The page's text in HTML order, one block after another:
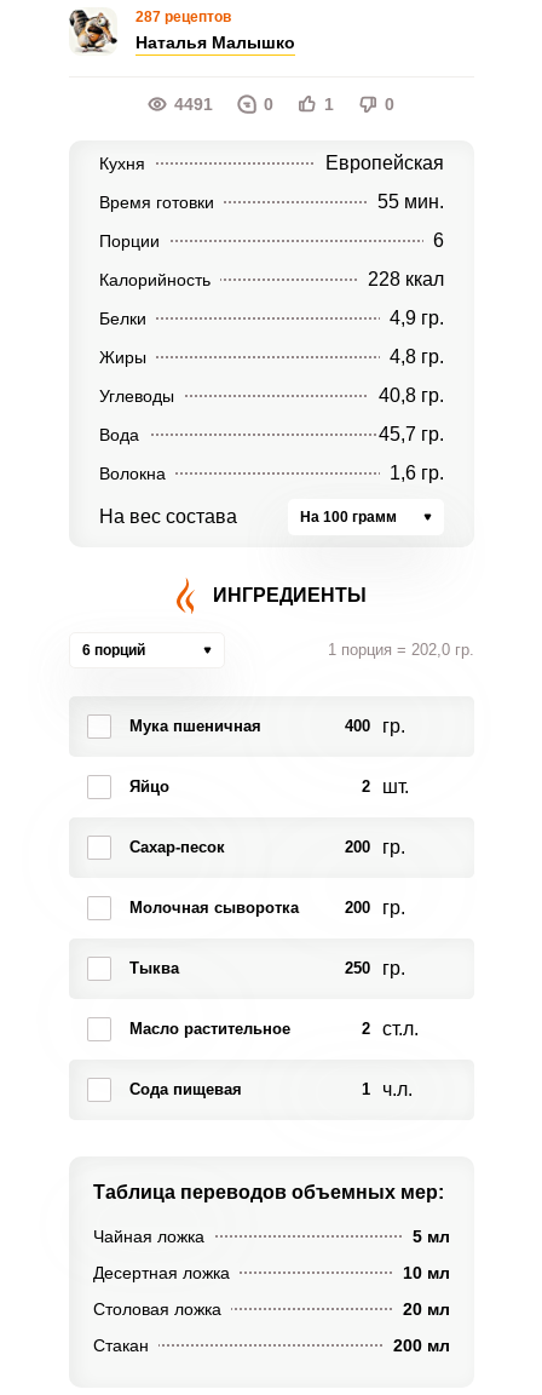
287 рецептов
Наталья Малышко
4491 0 1 0
Кухня Европейская
Время готовки 55 мин.
Порции 6
Калорийность 228 ккал
Белки 4,9 гр.
Жиры 4,8 гр.
Углеводы 40,8 гр.
Вода 45,7 гр.
Волокна 1,6 гр.
На вес состава На 100 грамм
ИНГРЕДИЕНТЫ
6 порций 1 порция = 202,0 гр.
Мука пшеничная 400 гр.
Яйцо 2 шт.
Сахар-песок 200 гр.
Молочная сыворотка 200 гр.
Тыква 250 гр.
Масло растительное 2 ст.л.
Сода пищевая 1 ч.л.
Таблица переводов объемных мер:
Чайная ложка
5 мл
Десертная ложка
10 мл
Столовая ложка
20 мл
Стакан
200 мл